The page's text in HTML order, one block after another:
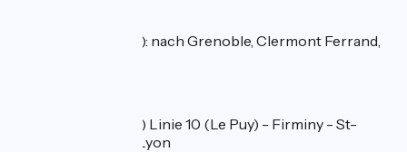
TER (Regionalzüge): nach Grenoble, Clermont Ferrand,
TER (Regionalzüge) Linie 10 (Le Puy) - Firminy - St-
Etienne - Givors – Lyon